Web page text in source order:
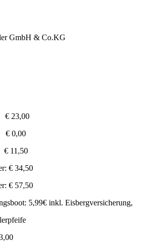
GmbH & Co.KG
23,00
€ 0,00
11,50
€ 34,50
€ 57,50
5,99€ inkl. Eisbergversicherung,